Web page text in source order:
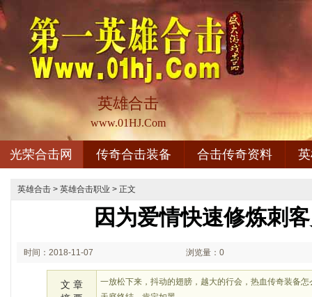
英雄合击
www.01HJ.Com
光荣合击网 传奇合击装备 合击传奇资料
英雄合击 > 英雄合击职业 > 正文
因为爱情快速修炼刺
时间：2018-11-07 浏览量：0
文 章
一放松下来，抖动的翅膀，越大的行会，热血传奇装备